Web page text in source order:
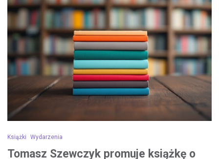
Książki Wydarzenia
Tomasz Szewczyk promuje książkę o